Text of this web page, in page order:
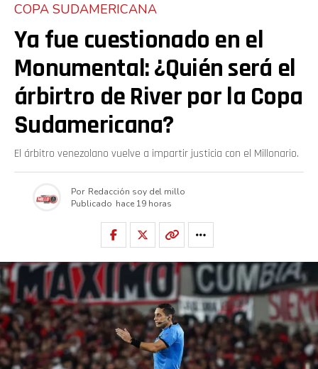
COPA SUDAMERICANA
Ya fue cuestionado en el
Monumental: ¿Quién será el
árbirtro de River por la Copa
Sudamericana?
El árbitro venezolano vuelve a impartir justicia con el Millonario.
Por Redacción soy del millo
Publicado hace 19 horas